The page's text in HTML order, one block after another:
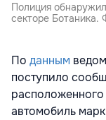
Полиция
секторе Ботаника.
По данным
поступило
расположенного
автомобиль